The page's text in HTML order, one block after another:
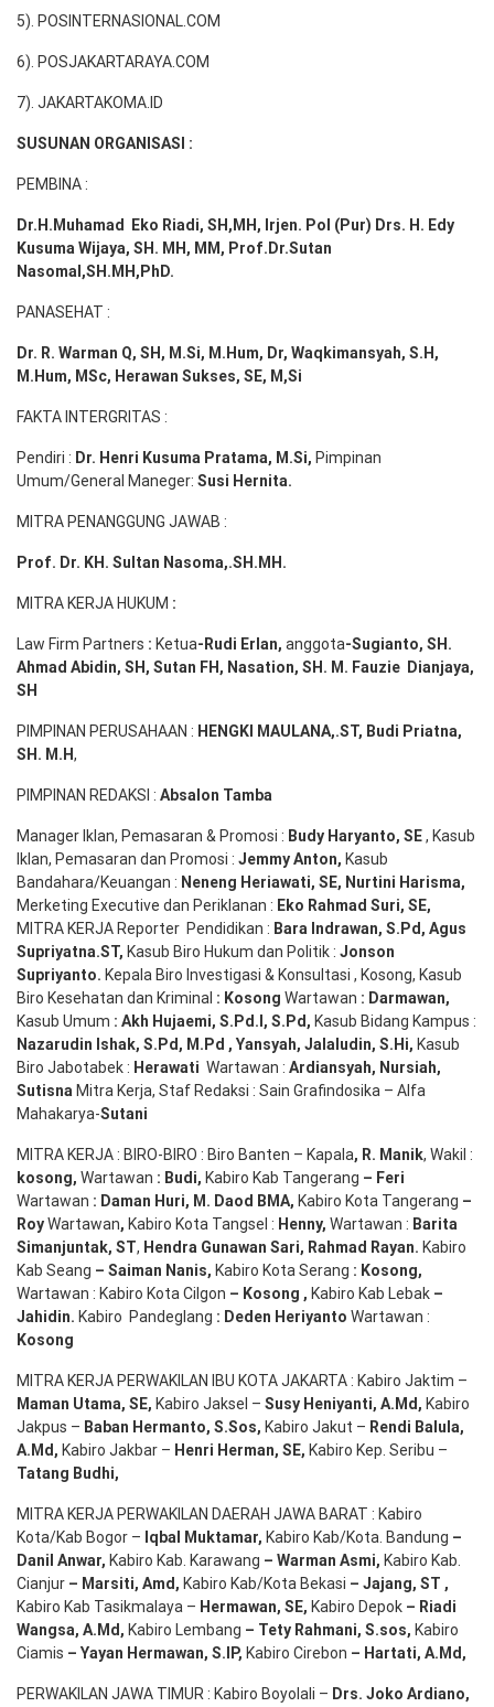
5). POSINTERNASIONAL.COM
6). POSJAKARTARAYA.COM
7). JAKARTAKOMA.ID
SUSUNAN ORGANISASI :
PEMBINA :
Dr.H.Muhamad Eko Riadi, SH,MH , Irjen. Pol (Pur) Drs. H. Edy
Kusuma Wijaya, SH. MH, MM, Prof. Dr.Sutan
Nasomal,SH.MH,PhD.
PANASEHAT :
Dr. R. Warman Q, SH, M.Si, M.Hum, Dr, Waqkimansyah, S.H,
M.Hum, MSc, Herawan Sukses, SE, M,Si
FAKTA INTERGRITAS :
Pendiri : Dr. Henri Kusuma Pratama, M.Si, Pimpinan
Umum/General Maneger: Susi Hernita.
MITRA PENANGGUNG JAWAB :
Prof. Dr. KH. Sultan Nasoma,.SH.MH.
MITRA KERJA HUKUM :
Law Firm Partners : Ketua-Rudi Erlan, anggota-Sugianto, SH.
Ahmad Abidin, SH, Sutan FH, Nasation, SH. M. Fauzie Dianjaya,
SH
PIMPINAN PERUSAHAAN : HENGKI MAULANA,.ST, Budi Priatna,
SH . M.H,
PIMPINAN REDAKSI : Absalon Tamba
Manager Iklan, Pemasaran & Promosi : Budy Haryanto, SE, Kasub
Iklan, Pemasaran dan Promosi : Jemmy Anton, Kasub
Bandahara/Keuangan : Neneng Heriawati, SE, Nurtini Harisma,
Merketing Executive dan Periklanan : Eko Rahmad Suri, SE,
MITRA KERJA Reporter Pendidikan : Bara Indrawan, S.Pd , Agus
Supriyatna.ST, Kasub Biro Hukum dan Politik : Jonson
Supriyanto. Kepala Biro Investigasi & Konsultasi , Kosong, Kasub
Biro Kesehatan dan Kriminal : Kosong Wartawan : Darmawan,
Kasub Umum : Akh Hujaemi, S.Pd.I, S.Pd , Kasub Bidang Kampus :
Nazarudin Ishak, S.Pd , M.Pd , Yansyah, Jalaludin, S.Hi, Kasub
Biro Jabotabek : Herawati Wartawan : Ardiansyah, Nursiah,
Sutisna Mitra Kerja, Staf Redaksi : Sain Grafindosika – Alfa
Mahakarya-Sutani
MITRA KERJA : BIRO-BIRO : Biro Banten – Kapala, R. Manik, Wakil :
kosong, Wartawan : Budi, Kabiro Kab Tangerang – Feri
Wartawan : Daman Huri, M. Daod BMA, Kabiro Kota Tangerang –
RoyWartawan, Kabiro Kota Tangsel : Henny, Wartawan : Barita
Simanjuntak, ST, Hendra Gunawan Sari, Rahmad Rayan. Kabiro
Kab Seang – Saiman Nanis, Kabiro Kota Serang : Kosong,
Wartawan : Kabiro Kota Cilgon – Kosong , Kabiro Kab Lebak –
Jahidin. Kabiro Pandeglang : Deden Heriyanto Wartawan :
Kosong
MITRA KERJA PERWAKILAN IBU KOTA JAKARTA : Kabiro Jaktim –
Maman Utama, SE, Kabiro Jaksel – Susy Heniyanti, A.Md , Kabiro
Jakpus – Baban Hermanto, S.Sos, Kabiro Jakut – Rendi Balula,
A.Md , Kabiro Jakbar – Henri Herman, SE, Kabiro Kep. Seribu –
Tatang Budhi,
MITRA KERJA PERWAKILAN DAERAH JAWA BARAT : Kabiro
Kota/Kab Bogor – Iqbal Muktamar, Kabiro Kab/Kota. Bandung –
Danil Anwar, Kabiro Kab. Karawang – Warman Asmi, Kabiro Kab.
Cianjur – Marsiti, Amd , Kabiro Kab/Kota Bekasi – Jajang, ST ,
Kabiro Kab Tasikmalaya – Hermawan, SE, Kabiro Depok – Riadi
Wangsa, A.Md , Kabiro Lembang – Tety Rahmani, S.sos, Kabiro
Ciamis – Yayan Hermawan, S.IP, Kabiro Cirebon – Hartati, A.Md ,
PERWAKILAN JAWA TIMUR : Kabiro Boyolali – Drs. Joko Ardiano,